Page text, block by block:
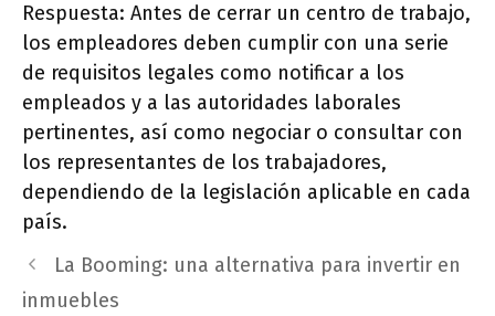
Respuesta: Antes de cerrar un centro de trabajo,
los empleadores deben cumplir con una serie
de requisitos legales como notificar a los
empleados y a las autoridades laborales
pertinentes, así como negociar o consultar con
los representantes de los trabajadores,
dependiendo de la legislación aplicable en cada
país.
La Booming: una alternativa para invertir en
inmuebles